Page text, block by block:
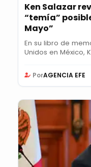
Ken Salazar
“temía”
Mayo”
En su libro de
Unidos en México,
PorAGENCIA EFE